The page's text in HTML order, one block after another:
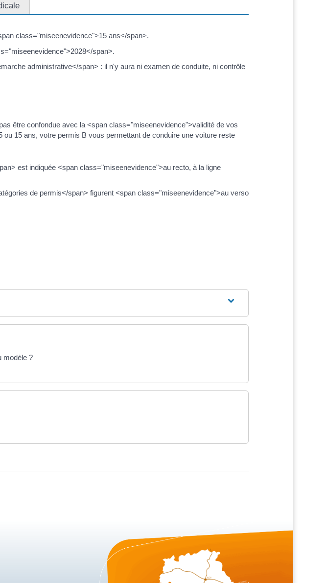
class="miseenevidence">15 ans</span>.
span>.
administrative</span> : il n'y aura ni examen de conduite, ni contrôle
être confondue avec la <span class="miseenevidence">validité de vos
15 ans, votre permis B vous permettant de conduire une voiture reste
est indiquée <span class="miseenevidence">au recto, à la ligne
de permis</span> figurent <span class="miseenevidence">au verso
modèle ?